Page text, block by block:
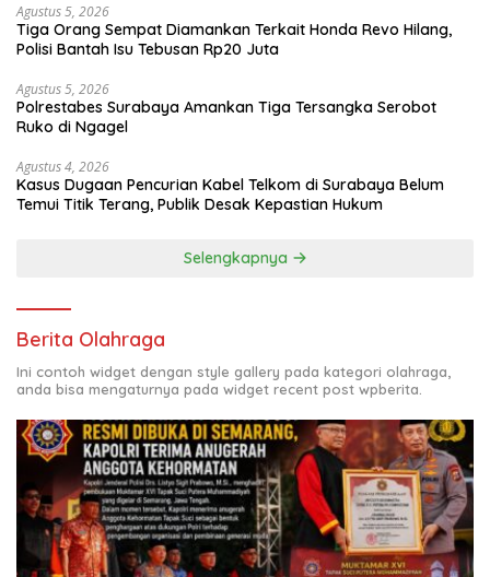
Agustus 5, 2026
Tiga Orang Sempat Diamankan Terkait Honda Revo Hilang,
Polisi Bantah Isu Tebusan Rp20 Juta
Agustus 5, 2026
Polrestabes Surabaya Amankan Tiga Tersangka Serobot
Ruko di Ngagel
Agustus 4, 2026
Kasus Dugaan Pencurian Kabel Telkom di Surabaya Belum
Temui Titik Terang, Publik Desak Kepastian Hukum
Selengkapnya
Berita Olahraga
Ini contoh widget dengan style gallery pada kategori olahraga,
anda bisa mengaturnya pada widget recent post wpberita.